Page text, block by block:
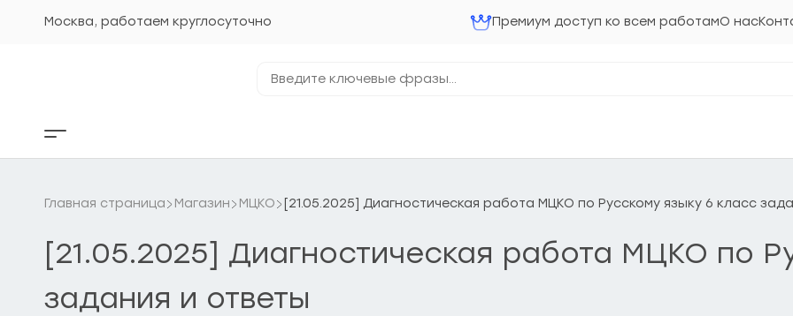
Москва, работаем круглосуточно Премиум доступ ко всем работамО нас
ключевые
Кнопка
бокового
Главная страница Магазин МЦКО [21.05.2025] Диагностическая работа МЦКО по Русскому языку 6 класс
[21.05.2025] Диагностическая работа МЦКО по
задания и ответы